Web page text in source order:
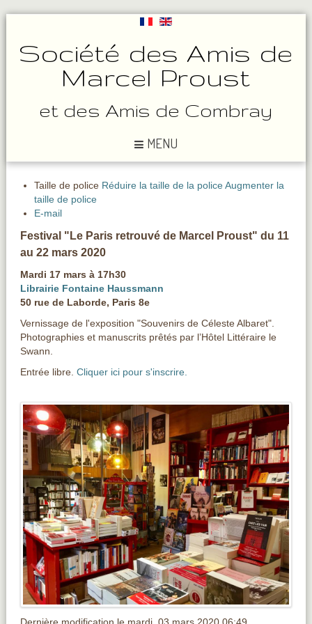
Société des Amis de
Marcel Proust
et des Amis de Combray
MENU
Taille de police Réduire la taille de la police Augmenter la
taille de police
E-mail
Festival "Le Paris retrouvé de Marcel Proust" du 11
au 22 mars 2020
Mardi 17 mars à 17h30
Librairie Fontaine Haussmann
50 rue de Laborde, Paris 8e
Vernissage de l'exposition "Souvenirs de Céleste Albaret".
Photographies et manuscrits prêtés par l’Hôtel Littéraire le
Swann.
Entrée libre. Cliquer ici pour s'inscrire.